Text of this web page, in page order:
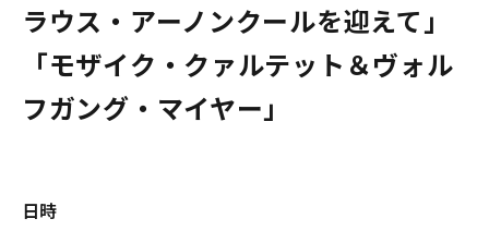
ラウス・アーノンクールを迎えて」
「モザイク・クァルテット＆ヴォル
フガング・マイヤー」
日時